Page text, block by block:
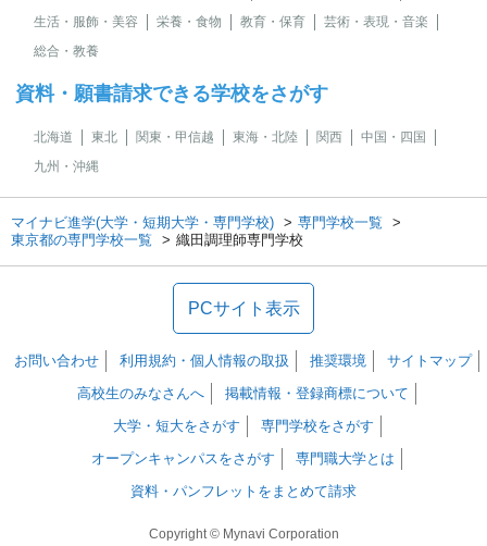
生活・服飾・美容
栄養・食物 教育・保育
芸術・表現・音楽
総合・教養
資料・願書請求できる学校をさがす
北海道 東北 関東・甲信越 東海・北陸 関西
中国・四国
九州・沖縄
マイナビ進学(大学・短期大学・専門学校)
専門学校一覧
東京都の専門学校一覧
織田調理師専門学校
PCサイト表示
お問い合わせ 利用規約・個人情報の取扱 推奨環境
サイトマップ
高校生のみなさんへ
掲載情報・登録商標について
大学・短大をさがす
専門学校をさがす
オープンキャンパスをさがす
専門職大学とは
資料・パンフレットをまとめて請求
Copyright © Mynavi Corporation